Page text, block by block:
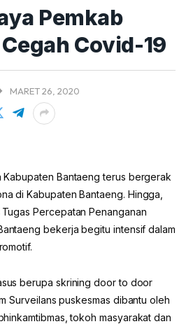
Pemkab
Covid-19
MARET 26, 2020
Kabupaten Bantaeng terus bergerak
di Kabupaten Bantaeng. Hingga,
Percepatan Penanganan
bekerja begitu intensif dalam
berupa skrining door to door
Surveilans puskesmas dibantu oleh
tokoh masyarakat dan